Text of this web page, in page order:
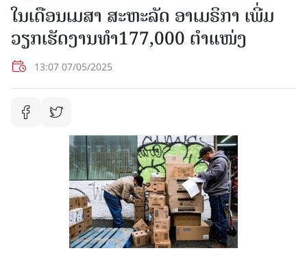
ໃນ​ເດືອນ​ເມ​ສາ ສະ​ຫະ​ລັດ ອາເມຣິກາ ​ເພີ່ມ​
ວຽກ​ເຮັດ​ງານ​ທໍາ​177,000 ຕໍາ​ແໜ່ງ​
13:07 07/05/2025